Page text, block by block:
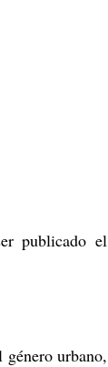
publicado el
urbano,